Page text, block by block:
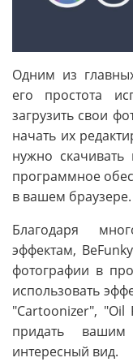
Одним из
его простота
загрузить свои
начать их
нужно скачивать
программное
в вашем браузере.
Благодаря
эффектам,
фотографии в
использовать
"Cartoonizer", "Oil
придать
интересный вид.